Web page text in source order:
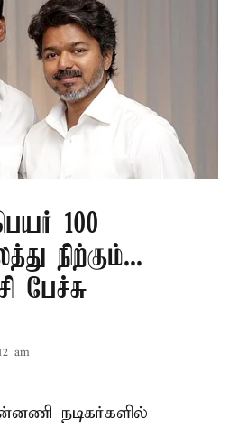
100
நிற்கும்...
பேச்சு
am
நடிகர்களில்